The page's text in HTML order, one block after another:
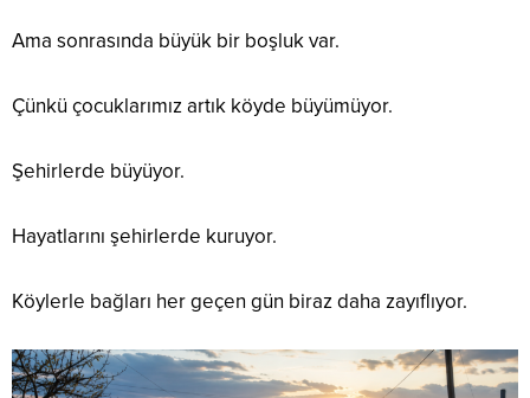
Ama sonrasında büyük bir boşluk var.
Çünkü çocuklarımız artık köyde büyümüyor.
Şehirlerde büyüyor.
Hayatlarını şehirlerde kuruyor.
Köylerle bağları her geçen gün biraz daha zayıflıyor.